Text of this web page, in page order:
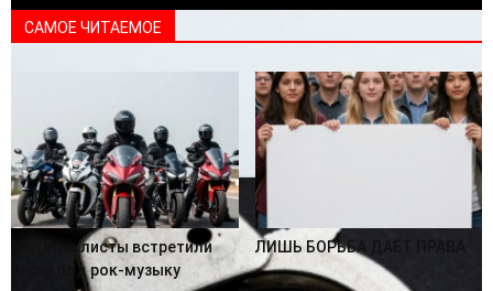
САМОЕ ЧИТАЕМОЕ
Мотоциклисты встретили
весну под рок-музыку
ЛИШЬ БОРЬБА ДАЁТ ПРАВА